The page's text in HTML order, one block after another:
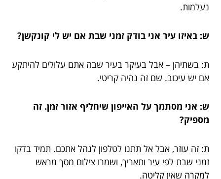
נעלמות.
ש: באיזו עיר אני בודק זמני שבת אם יש לי קונקשן?
ת: בשתיהן – אבל בעיקר בעיר שבה אתם עלולים להיתקע
אם יש עיכוב. שם זה נהיה קריטי.
ש: אני מסתמך על האייפון שיחליף אזור זמן. זה
מספיק?
ת: זה עוזר, אבל אל תתנו לטלפון לנהל אתכם. תמיד בדקו
זמני שבת לפי עיר ותאריך, ושמרו צילום מסך מראש
למקרה שאין קליטה.